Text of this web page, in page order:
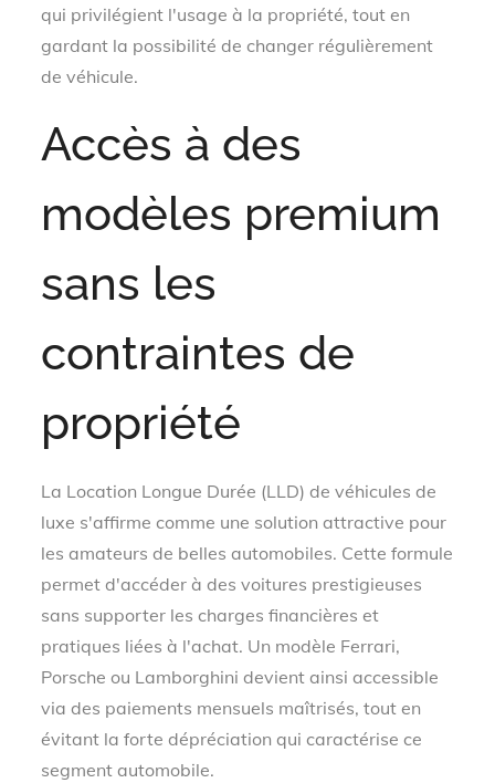
qui privilégient l'usage à la propriété, tout en
gardant la possibilité de changer régulièrement
de véhicule.
Accès à des
modèles premium
sans les
contraintes de
propriété
La Location Longue Durée (LLD) de véhicules de
luxe s'affirme comme une solution attractive pour
les amateurs de belles automobiles. Cette formule
permet d'accéder à des voitures prestigieuses
sans supporter les charges financières et
pratiques liées à l'achat. Un modèle Ferrari,
Porsche ou Lamborghini devient ainsi accessible
via des paiements mensuels maîtrisés, tout en
évitant la forte dépréciation qui caractérise ce
segment automobile.